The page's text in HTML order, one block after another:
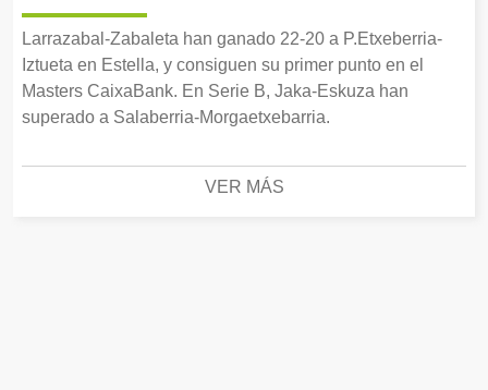
Larrazabal-Zabaleta han ganado 22-20 a P.Etxeberria-
Iztueta en Estella, y consiguen su primer punto en el
Masters CaixaBank. En Serie B, Jaka-Eskuza han
superado a Salaberria-Morgaetxebarria.
VER MÁS